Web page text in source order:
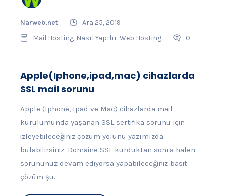
Narweb.net
Ara 25, 2019
Mail Hosting Nasıl Yapılır Web Hosting 0
Apple(Iphone,ipad,mac) cihazlarda
SSL mail sorunu
Apple (Iphone, Ipad ve Mac) cihazlarda mail
kurulumunda yaşanan SSL sertifika sorunu için
izleyebileceğiniz çözüm yolunu yazımızda
bulabilirsiniz. Domaine SSL kurduktan sonra halen
sorununuz devam ediyorsa yapabileceğiniz basit
çözüm şu...